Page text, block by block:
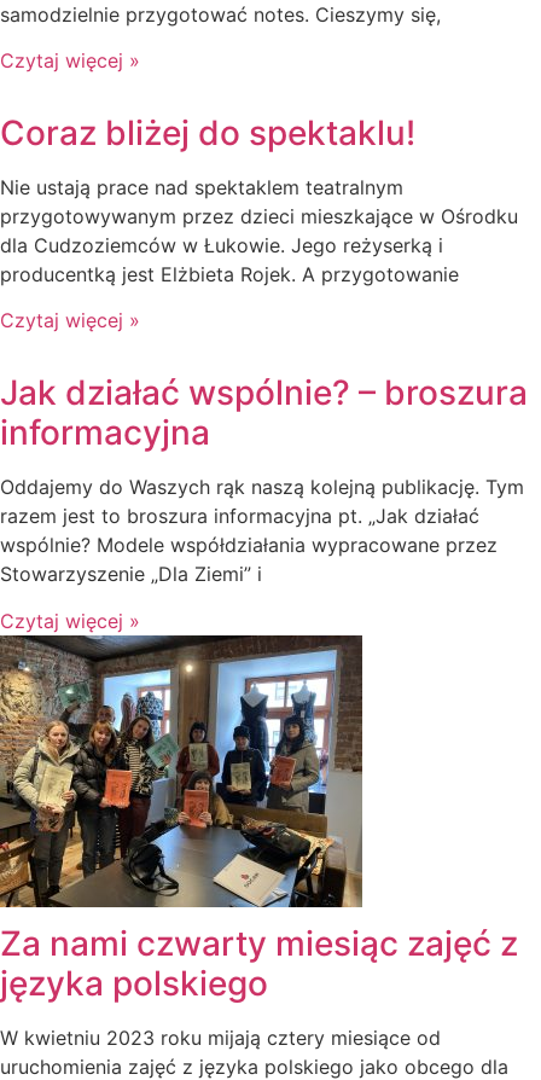
samodzielnie przygotować notes. Cieszymy się,
Czytaj więcej »
Coraz bliżej do spektaklu!
Nie ustają prace nad spektaklem teatralnym
przygotowywanym przez dzieci mieszkające w Ośrodku
dla Cudzoziemców w Łukowie. Jego reżyserką i
producentką jest Elżbieta Rojek. A przygotowanie
Czytaj więcej »
Jak działać wspólnie? – broszura
informacyjna
Oddajemy do Waszych rąk naszą kolejną publikację. Tym
razem jest to broszura informacyjna pt. „Jak działać
wspólnie? Modele współdziałania wypracowane przez
Stowarzyszenie „Dla Ziemi” i
Czytaj więcej »
Za nami czwarty miesiąc zajęć z
języka polskiego
W kwietniu 2023 roku mijają cztery miesiące od
uruchomienia zajęć z języka polskiego jako obcego dla